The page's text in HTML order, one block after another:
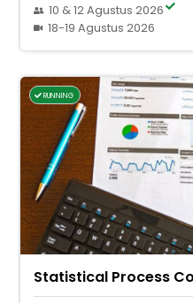
10 & 12 Agustus 2026
18-19 Agustus 2026
RUNNING
Statistical Process